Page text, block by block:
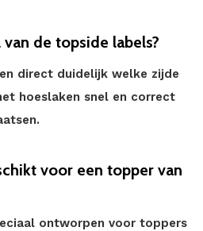
de topside labels?
direct duidelijk welke zijde
hoeslaken snel en correct
voor een topper van
ontworpen voor toppers